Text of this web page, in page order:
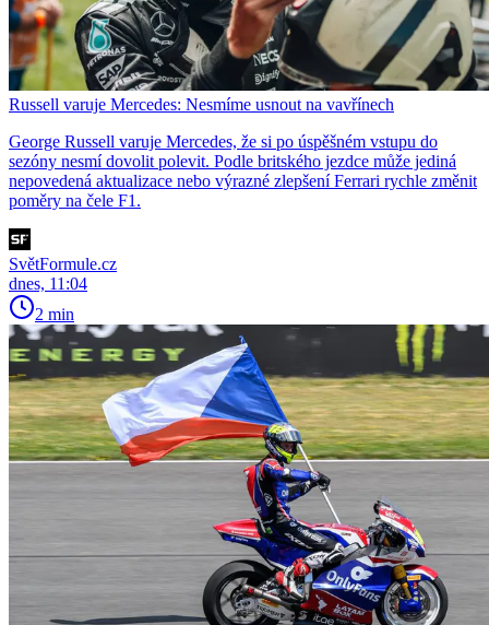
Russell varuje Mercedes: Nesmíme usnout na vavřínech
George Russell varuje Mercedes, že si po úspěšném vstupu do
sezóny nesmí dovolit polevit. Podle britského jezdce může jediná
nepovedená aktualizace nebo výrazné zlepšení Ferrari rychle změnit
poměry na čele F1.
SvětFormule.cz
dnes, 11:04
2 min